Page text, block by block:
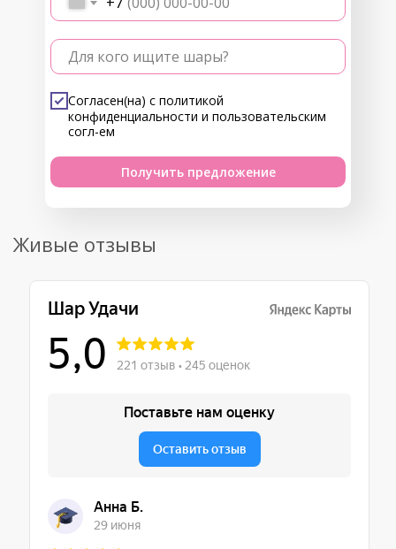
Для кого ищите шары?
Согласен(на) с политикой
конфиденциальности и пользовательским
согл-ем
Получить предложение
Живые отзывы